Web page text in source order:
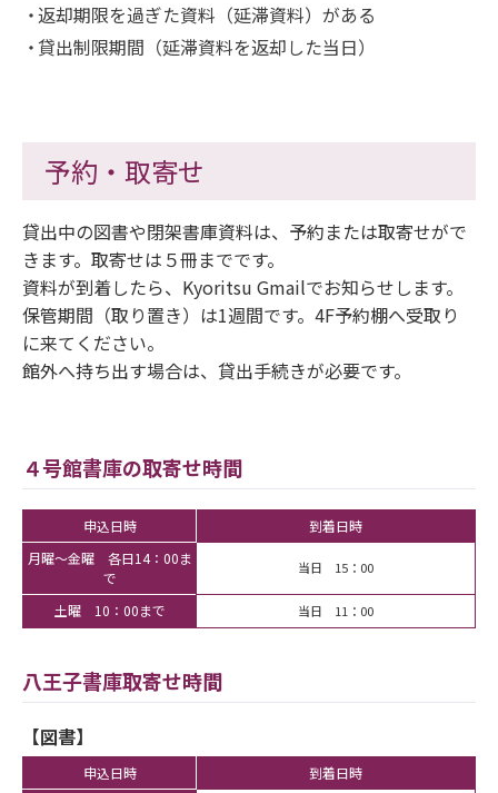
返却期限を過ぎた資料（延滞資料）がある
貸出制限期間（延滞資料を返却した当日）
予約・取寄せ
貸出中の図書や閉架書庫資料は、予約または取寄せがで
きます。取寄せは５冊までです。
資料が到着したら、Kyoritsu Gmailでお知らせします。
保管期間（取り置き）は1週間です。4F予約棚へ受取り
に来てください。
館外へ持ち出す場合は、貸出手続きが必要です。
４号館書庫の取寄せ時間
申込日時
到着日時
月曜～金曜 各日14：00ま
で
当日 15：00
土曜 10：00まで 当日 11：00
八王子書庫取寄せ時間
【図書】
申込日時
到着日時